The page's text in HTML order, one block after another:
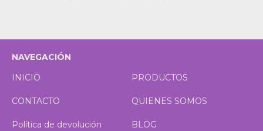
NAVEGACIÓN
INICIO
PRODUCTOS
CONTACTO QUIENES SOMOS
Política de devolución BLOG